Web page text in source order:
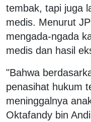
tembak, tapi juga
medis. Menurut
mengada-ngada
medis dan hasil
"Bahwa
penasihat hukum
meninggalnya
Oktafandy bin